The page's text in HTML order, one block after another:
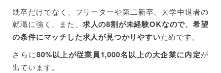
既卒だけでなく、フリーターや第二新卒、大学中退者の
就職に強く、また、 求人の8割が未経験OKなので、希望
の条件にマッチした求人が見つかりやすいためです。
さらに80%以上が従業員1,000名以上の大企業に内定が
出ています。